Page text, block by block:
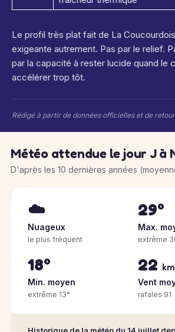
Le profil très plat fait de La
exigeante autrement. Pas par le relief.
par la capacité à rester lucide quand le
accélérer trop tôt.
Rédigé à partir de données officielles et de
Météo attendue le jour J à
D'après les 10 dernières années
☁️
Nuageux
le plus fréquent
29°
Max.
extrême
18°
Min. moyen
extrême 13°
22
Vent
rafales 91